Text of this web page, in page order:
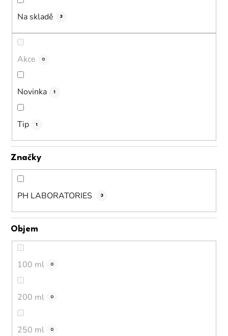
Na skladě 3
Akce 0
Novinka 1
Tip 1
Značky
PH LABORATORIES 3
Objem
100 ml 0
200 ml 0
250 ml 0